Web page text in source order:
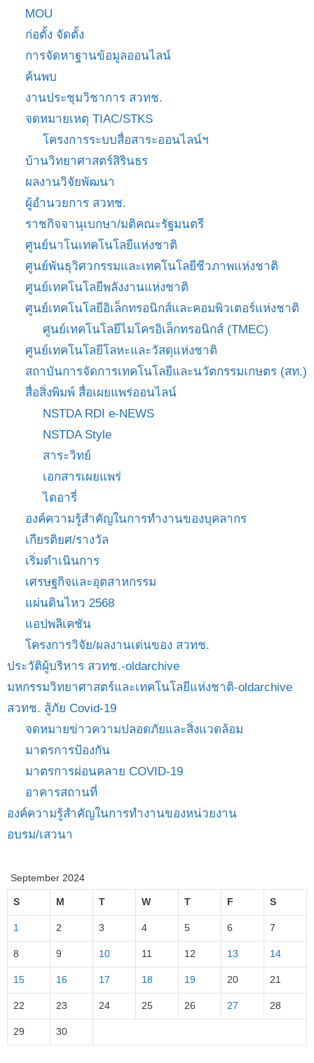
MOU
ก่อตั้ง จัดตั้ง
การจัดหาฐานข้อมูลออนไลน์
ค้นพบ
งานประชุมวิชาการ สวทช.
จดหมายเหตุ TIAC/STKS
โครงการระบบสื่อสาระออนไลน์ฯ
บ้านวิทยาศาสตร์สิรินธร
ผลงานวิจัยพัฒนา
ผู้อำนวยการ สวทช.
ราชกิจจานุเบกษา/มติคณะรัฐมนตรี
ศูนย์นาโนเทคโนโลยีแห่งชาติ
ศูนย์พันธุวิศวกรรมและเทคโนโลยีชีวภาพแห่งชาติ
ศูนย์เทคโนโลยีพลังงานแห่งชาติ
ศูนย์เทคโนโลยีอิเล็กทรอนิกส์และคอมพิวเตอร์แห่งชาติ
ศูนย์เทคโนโลยีไมโครอิเล็กทรอนิกส์ (TMEC)
ศูนย์เทคโนโลยีโลหะและวัสดุแห่งชาติ
สถาบันการจัดการเทคโนโลยีและนวัตกรรมเกษตร (สท.)
สื่อสิ่งพิมพ์ สื่อเผยแพร่ออนไลน์
NSTDA RDI e-NEWS
NSTDA Style
สาระวิทย์
เอกสารเผยแพร่
ไดอารี่
องค์ความรู้สำคัญในการทำงานของบุคลากร
เกียรติยศ/รางวัล
เริ่มดำเนินการ
เศรษฐกิจและอุตสาหกรรม
แผ่นดินไหว 2568
แอปพลิเคชัน
โครงการวิจัย/ผลงานเด่นของ สวทช.
ประวัติผู้บริหาร สวทช.-oldarchive
มหกรรมวิทยาศาสตร์และเทคโนโลยีแห่งชาติ-oldarchive
สวทช. สู้ภัย Covid-19
จดหมายข่าวความปลอดภัยและสิ่งแวดล้อม
มาตรการป้องกัน
มาตรการผ่อนคลาย COVID-19
อาคารสถานที่
องค์ความรู้สำคัญในการทำงานของหน่วยงาน
อบรม/เสวนา
September 2024
S M T W T F S
1 2 3 4 5 6 7
8 9 10 11 12 13 14
15 16 17 18 19 20 21
22 23 24 25 26 27 28
29 30